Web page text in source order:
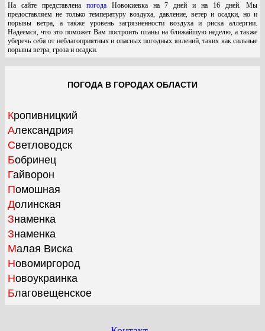
На сайте представлена погодаНовокиевка на 7 дней и на 16 дней. Мы
предоставляем не только температуру воздуха, давление, ветер и осадки, но и
порывы ветра, а также уровень загрязненности воздуха и риска аллергии.
Надеемся, что это поможет Вам построить планы на ближайшую неделю, а также
уберечь себя от неблагоприятных и опасных погодных явлений, таких как сильные
порывы ветра, гроза и осадки.
ПОГОДА В ГОРОДАХ ОБЛАСТИ
Кропивницкий
Александрия
Светловодск
Бобринец
Гайворон
Помошная
Долинская
Знаменка
Знаменка
Малая Виска
Новомиргород
Новоукраинка
Благовещенское